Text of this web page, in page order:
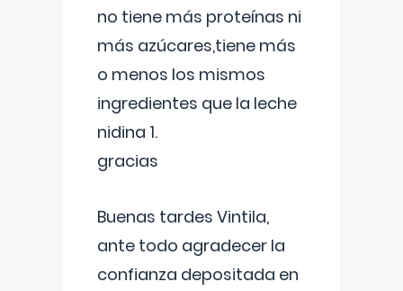
no tiene más proteínas ni
más azúcares,tiene más
o menos los mismos
ingredientes que la leche
nidina 1.
gracias
Buenas tardes Vintila,
ante todo agradecer la
confianza depositada en